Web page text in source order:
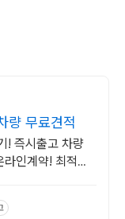
량 무료견적
! 즉시출고 차량
인계약! 최적가